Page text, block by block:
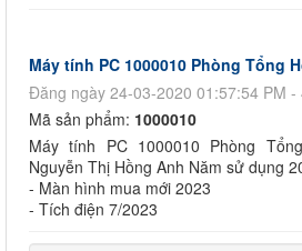
Máy tính PC 1000010 Phòng Tổng
Đăng ngày 24-03-2020 01:57:54 PM -
Mã sản phẩm: 1000010
Máy tính PC 1000010 Phòng
Nguyễn Thị Hồng Anh Năm sử dụng
- Màn hình mua mới 2023
- Tích điện 7/2023